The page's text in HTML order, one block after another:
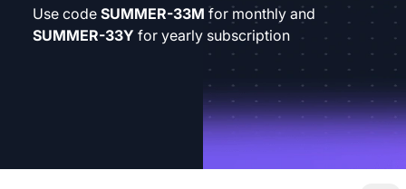
Use code SUMMER-33M for monthly and
SUMMER-33Y for yearly subscription